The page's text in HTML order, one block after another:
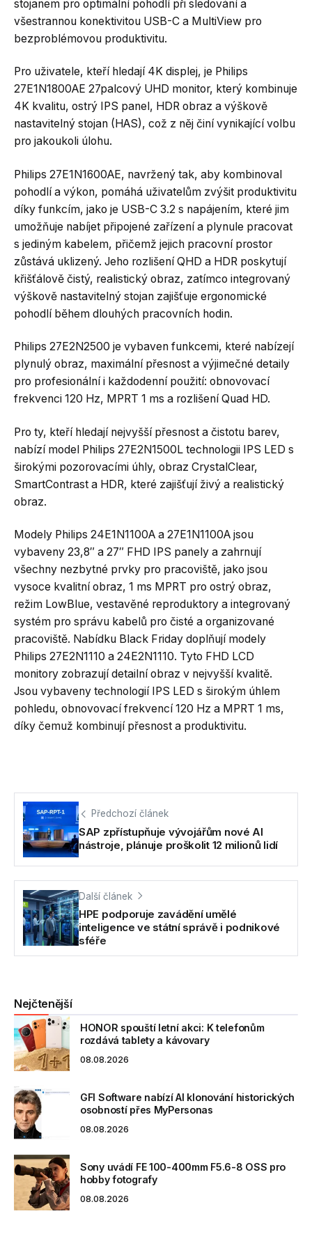
stojanem pro optimální pohodlí při sledování a
všestrannou konektivitou USB-C a MultiView pro
bezproblémovou produktivitu.
Pro uživatele, kteří hledají 4K displej, je Philips
27E1N1800AE 27palcový UHD monitor, který kombinuje
4K kvalitu, ostrý IPS panel, HDR obraz a výškově
nastavitelný stojan (HAS), což z něj činí vynikající volbu
pro jakoukoli úlohu.
Philips 27E1N1600AE, navržený tak, aby kombinoval
pohodlí a výkon, pomáhá uživatelům zvýšit produktivitu
díky funkcím, jako je USB-C 3.2 s napájením, které jim
umožňuje nabíjet připojené zařízení a plynule pracovat
s jediným kabelem, přičemž jejich pracovní prostor
zůstává uklizený. Jeho rozlišení QHD a HDR poskytují
křišťálově čistý, realistický obraz, zatímco integrovaný
výškově nastavitelný stojan zajišťuje ergonomické
pohodlí během dlouhých pracovních hodin.
Philips 27E2N2500 je vybaven funkcemi, které nabízejí
plynulý obraz, maximální přesnost a výjimečné detaily
pro profesionální i každodenní použití: obnovovací
frekvenci 120 Hz, MPRT 1 ms a rozlišení Quad HD.
Pro ty, kteří hledají nejvyšší přesnost a čistotu barev,
nabízí model Philips 27E2N1500L technologii IPS LED s
širokými pozorovacími úhly, obraz CrystalClear,
SmartContrast a HDR, které zajišťují živý a realistický
obraz.
Modely Philips 24E1N1100A a 27E1N1100A jsou
vybaveny 23,8″ a 27″ FHD IPS panely a zahrnují
všechny nezbytné prvky pro pracoviště, jako jsou
vysoce kvalitní obraz, 1 ms MPRT pro ostrý obraz,
režim LowBlue, vestavěné reproduktory a integrovaný
systém pro správu kabelů pro čisté a organizované
pracoviště. Nabídku Black Friday doplňují modely
Philips 27E2N1110 a 24E2N1110. Tyto FHD LCD
monitory zobrazují detailní obraz v nejvyšší kvalitě.
Jsou vybaveny technologií IPS LED s širokým úhlem
pohledu, obnovovací frekvencí 120 Hz a MPRT 1 ms,
díky čemuž kombinují přesnost a produktivitu.
Předchozí článek
SAP zpřístupňuje vývojářům nové AI
nástroje, plánuje proškolit 12 milionů lidí
Další článek
HPE podporuje zavádění umělé
inteligence ve státní správě i podnikové
sféře
Nejčtenější
HONOR spouští letní akci: K telefonům
rozdává tablety a kávovary
08.08.2026
GFI Software nabízí AI klonování historických
osobností přes MyPersonas
08.08.2026
Sony uvádí FE 100-400mm F5.6-8 OSS pro
hobby fotografy
08.08.2026